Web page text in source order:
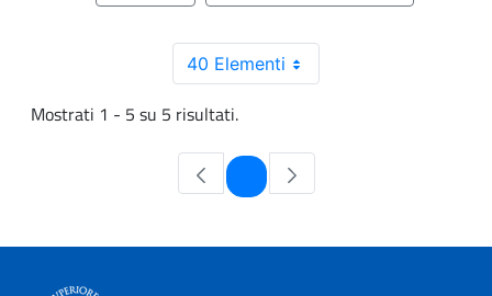
40 Elementi
Mostrati 1 - 5 su 5 risultati.
Pagina